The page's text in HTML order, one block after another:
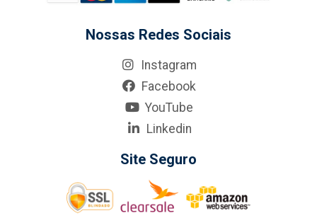
Nossas Redes Sociais
Instagram
Facebook
YouTube
Linkedin
Site Seguro